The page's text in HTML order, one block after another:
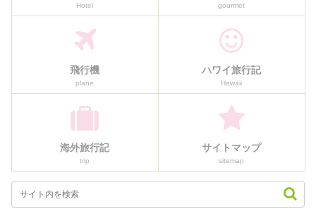
Hotel gourmet
飛行機
plane
ハワイ旅行記
Hawaii
海外旅行記
trip
サイトマップ
sitemap